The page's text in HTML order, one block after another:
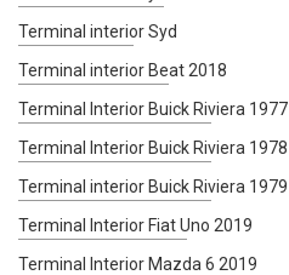
Terminal interior Syd
Terminal interior Beat 2018
Terminal Interior Buick Riviera 1977
Terminal Interior Buick Riviera 1978
Terminal interior Buick Riviera 1979
Terminal Interior Fiat Uno 2019
Terminal Interior Mazda 6 2019